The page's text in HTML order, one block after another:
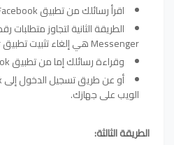
اقرأ رسائلك من تطبيق Facebook أو من المتصفح.
الطريقة الثانية لتجاوز
Messenger هي إلغاء تثبيت تطبيق Messenger
وقراءة رسائلك إما من تطبيق Facebook
الويب على جهازك.
الطريقة الثالثة: